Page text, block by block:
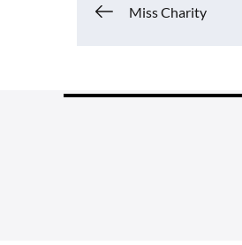
Navigation
Miss Charity